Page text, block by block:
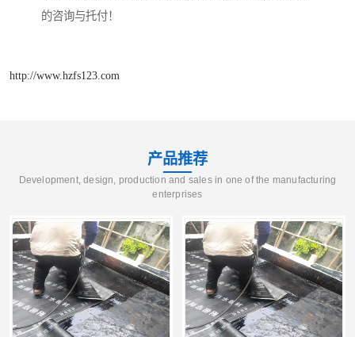
的咨询与托付！
http://www.hzfs123.com
产品推荐
Development, design, production and sales in one of the manufacturing
enterprises